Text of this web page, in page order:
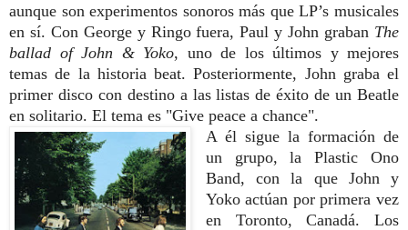
aunque son experimentos sonoros más que LP’s musicales
en sí. Con George y Ringo fuera, Paul y John graban The
ballad of John & Yoko, uno de los últimos y mejores
temas de la historia beat. Posteriormente, John graba el
primer disco con destino a las listas de éxito de un Beatle
en solitario. El tema es "Give peace a chance".
A él sigue la formación de
un grupo, la Plastic Ono
Band, con la que John y
Yoko actúan por primera vez
en Toronto, Canadá. Los